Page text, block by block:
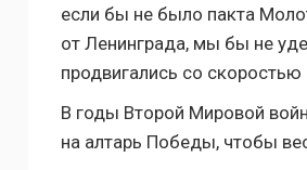
если бы не было пакта
от Ленинграда, мы бы не
продвигались со
В годы Второй Мировой
на алтарь Победы, чтобы